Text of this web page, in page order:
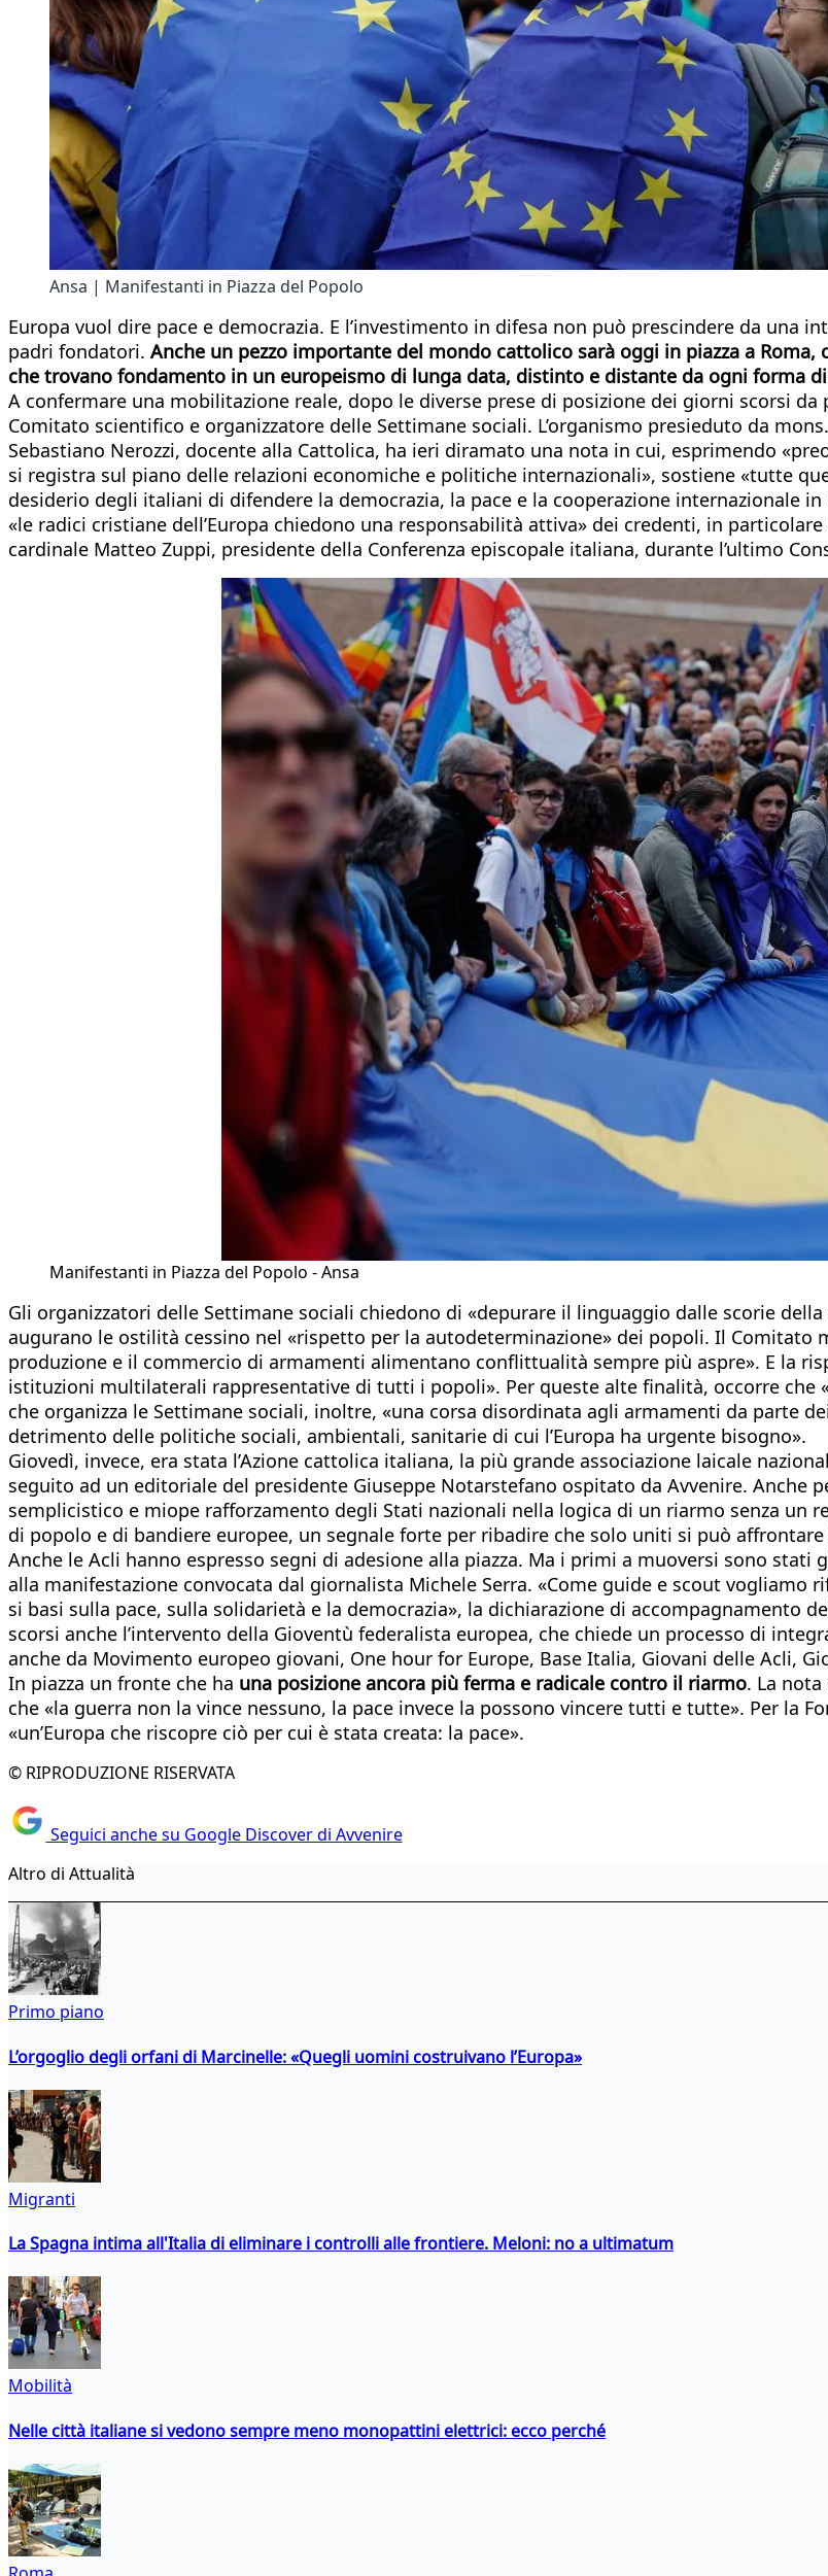
Ansa | Manifestanti in Piazza del Popolo
Europa vuol dire pace e democrazia. E l’investimento in difesa non può prescindere da
padri fondatori. Anche un pezzo importante del mondo cattolico sarà oggi in piazza a Roma,
che trovano fondamento in un europeismo di lunga data, distinto e distante da ogni forma
A confermare una mobilitazione reale, dopo le diverse prese di posizione dei giorni scorsi
Comitato scientifico e organizzatore delle Settimane sociali. L’organismo presieduto da
Sebastiano Nerozzi, docente alla Cattolica, ha ieri diramato una nota in cui, esprimendo
si registra sul piano delle relazioni economiche e politiche internazionali», sostiene «tutte
desiderio degli italiani di difendere la democrazia, la pace e la cooperazione internazionale
«le radici cristiane dell’Europa chiedono una responsabilità attiva» dei credenti, in
cardinale Matteo Zuppi, presidente della Conferenza episcopale italiana, durante l’ultimo
Manifestanti in Piazza del Popolo - Ansa
Gli organizzatori delle Settimane sociali chiedono di «depurare il linguaggio dalle scorie
augurano le ostilità cessino nel «rispetto per la autodeterminazione» dei popoli. Il Comitato
produzione e il commercio di armamenti alimentano conflittualità sempre più aspre». E la
istituzioni multilaterali rappresentative di tutti i popoli». Per queste alte finalità, occorre che
che organizza le Settimane sociali, inoltre, «una corsa disordinata agli armamenti da parte
detrimento delle politiche sociali, ambientali, sanitarie di cui l’Europa ha urgente bisogno».
Giovedì, invece, era stata l’Azione cattolica italiana, la più grande associazione laicale
seguito ad un editoriale del presidente Giuseppe Notarstefano ospitato da Avvenire. Anche
semplicistico e miope rafforzamento degli Stati nazionali nella logica di un riarmo senza un
di popolo e di bandiere europee, un segnale forte per ribadire che solo uniti si può
Anche le Acli hanno espresso segni di adesione alla piazza. Ma i primi a muoversi sono stati
alla manifestazione convocata dal giornalista Michele Serra. «Come guide e scout vogliamo
si basi sulla pace, sulla solidarietà e la democrazia», la dichiarazione di accompagnamento
scorsi anche l’intervento della Gioventù federalista europea, che chiede un processo di
anche da Movimento europeo giovani, One hour for Europe, Base Italia, Giovani delle Acli,
In piazza un fronte che ha una posizione ancora più ferma e radicale contro il riarmo. La
che «la guerra non la vince nessuno, la pace invece la possono vincere tutti e tutte». Per la
«un’Europa che riscopre ciò per cui è stata creata: la pace».
© RIPRODUZIONE RISERVATA
Seguici anche su Google Discover di Avvenire
Altro di Attualità
Primo piano
L’orgoglio degli orfani di Marcinelle: «Quegli uomini costruivano l’Europa»
Migranti
La Spagna intima all'Italia di eliminare i controlli alle frontiere. Meloni: no a ultimatum
Mobilità
Nelle città italiane si vedono sempre meno monopattini elettrici: ecco perché